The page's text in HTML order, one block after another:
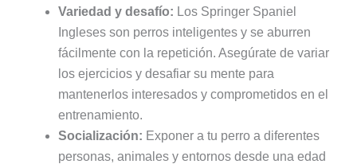
Variedad y desafío: Los Springer Spaniel
Ingleses son perros inteligentes y se aburren
fácilmente con la repetición. Asegúrate de variar
los ejercicios y desafiar su mente para
mantenerlos interesados y comprometidos en el
entrenamiento.
Socialización: Exponer a tu perro a diferentes
personas, animales y entornos desde una edad